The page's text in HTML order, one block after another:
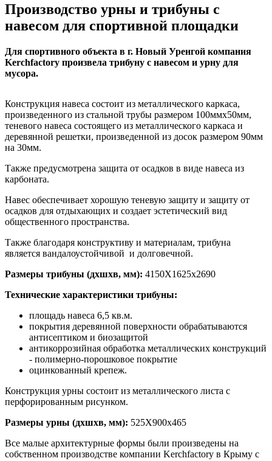
Производство урны и трибуны с
навесом для спортивной площадки
Для спортивного объекта в г. Новый Уренгой компания
Kerchfactory произвела трибуну с навесом и урну для
мусора.
Конструкция навеса состоит из металлического каркаса,
произведенного из стальной трубы размером 100ммх50мм,
теневого навеса состоящего из металлического каркаса и
деревянной решетки, произведенной из досок размером 90мм
на 30мм.
Также предусмотрена защита от осадков в виде навеса из
карбоната.
Навес обеспечивает хорошую теневую защиту и защиту от
осадков для отдыхающих и создает эстетический вид
общественного пространства.
Также благодаря конструктиву и материалам, трибуна
является вандалоустойчивой и долговечной.
Размеры трибуны (дхшхв, мм): 4150Х1625х2690
Технические характеристики трибуны:
площадь навеса 6,5 кв.м.
покрытия деревянной поверхности обрабатываются
антисептиком и биозащитой
антикоррозийная обработка металлических конструкций
- полимерно-порошковое покрытие
оцинкованный крепеж.
Конструкция урны состоит из металлического листа с
перфорированным рисунком.
Размеры урны (дхшхв, мм): 525Х900х465
Все малые архитектурные формы были произведены на
собственном производстве компании Kerchfactory в Крыму с